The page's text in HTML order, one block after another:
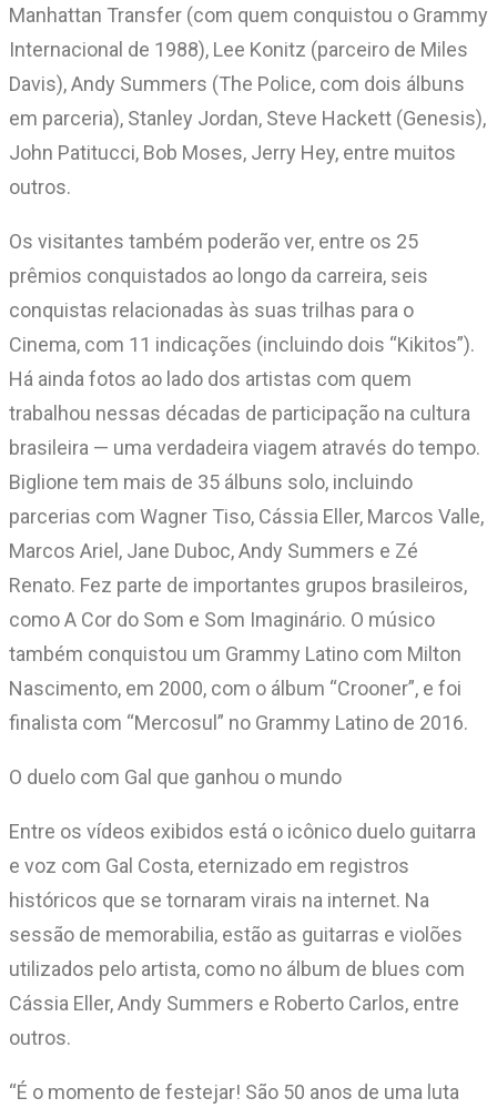
Manhattan Transfer (com quem conquistou o Grammy
Internacional de 1988), Lee Konitz (parceiro de Miles
Davis), Andy Summers (The Police, com dois álbuns
em parceria), Stanley Jordan, Steve Hackett (Genesis),
John Patitucci, Bob Moses, Jerry Hey, entre muitos
outros.
Os visitantes também poderão ver, entre os 25
prêmios conquistados ao longo da carreira, seis
conquistas relacionadas às suas trilhas para o
Cinema, com 11 indicações (incluindo dois “Kikitos”).
Há ainda fotos ao lado dos artistas com quem
trabalhou nessas décadas de participação na cultura
brasileira — uma verdadeira viagem através do tempo.
Biglione tem mais de 35 álbuns solo, incluindo
parcerias com Wagner Tiso, Cássia Eller, Marcos Valle,
Marcos Ariel, Jane Duboc, Andy Summers e Zé
Renato. Fez parte de importantes grupos brasileiros,
como A Cor do Som e Som Imaginário. O músico
também conquistou um Grammy Latino com Milton
Nascimento, em 2000, com o álbum “Crooner”, e foi
finalista com “Mercosul” no Grammy Latino de 2016.
O duelo com Gal que ganhou o mundo
Entre os vídeos exibidos está o icônico duelo guitarra
e voz com Gal Costa, eternizado em registros
históricos que se tornaram virais na internet. Na
sessão de memorabilia, estão as guitarras e violões
utilizados pelo artista, como no álbum de blues com
Cássia Eller, Andy Summers e Roberto Carlos, entre
outros.
“É o momento de festejar! São 50 anos de uma luta